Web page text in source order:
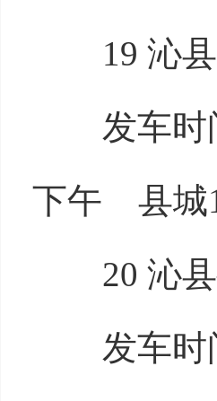
19 沁县-
发车时
下午 县城
20 沁县
发车时